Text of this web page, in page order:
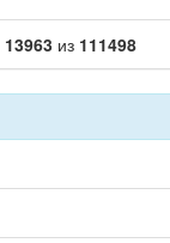
13963 из 111498